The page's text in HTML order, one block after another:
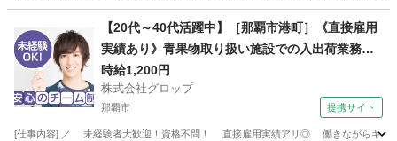
その他 バリカン
【20代～40代活躍中】［那覇市港町］《直接雇用
実績あり》青果物取り扱い施設での入出荷業務／
日勤／残業なし／無料駐車場完備
時給1,200円
株式会社グロップ
那覇市 提携サイト
[仕事内容] ／ 未経験者大歓迎！資格不問！ 直接雇用実績アリ◎ 働きながらキャリ